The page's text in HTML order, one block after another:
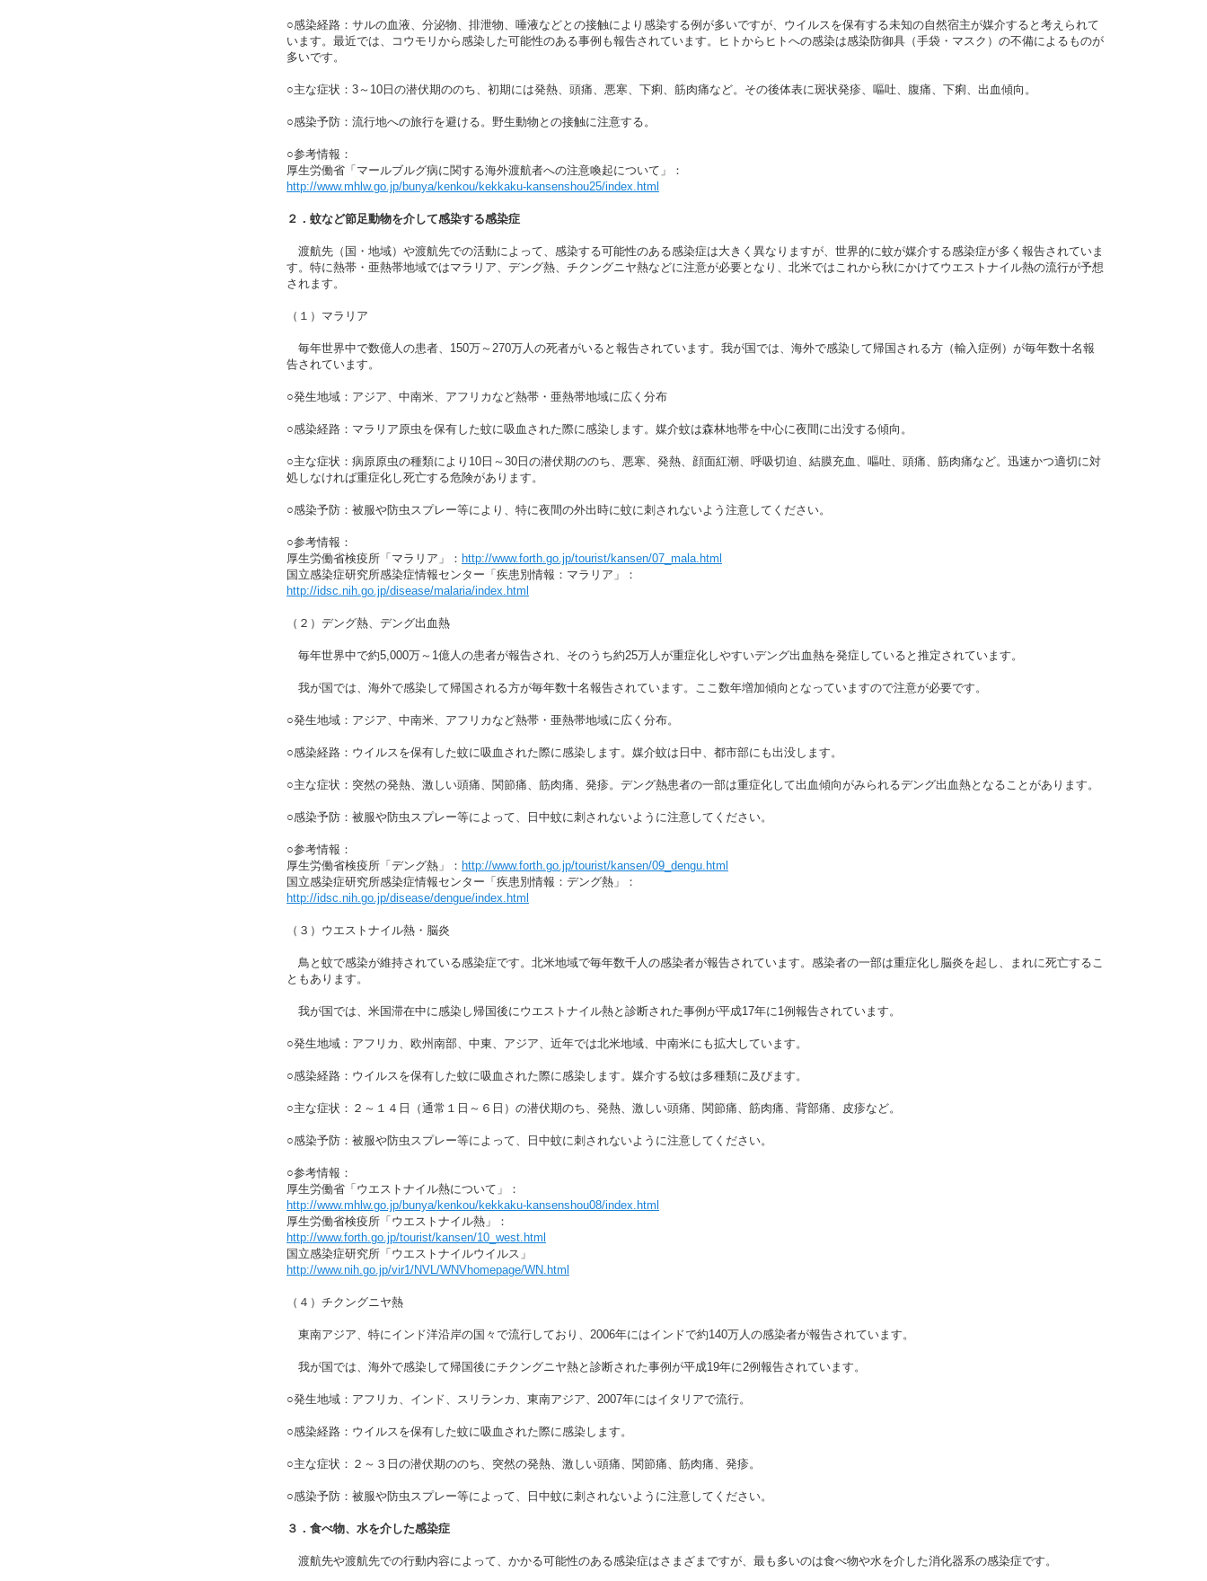
○感染経路：サルの血液、分泌物、排泄物、唾液などとの接触により感染する例が多いですが、ウイルスを保有する未知の自然宿主が媒介すると考えられて
います。最近では、コウモリから感染した可能性のある事例も報告されています。ヒトからヒトへの感染は感染防御具（手袋・マスク）の不備によるものが
多いです。
○主な症状：3～10日の潜伏期ののち、初期には発熱、頭痛、悪寒、下痢、筋肉痛など。その後体表に斑状発疹、嘔吐、腹痛、下痢、出血傾向。
○感染予防：流行地への旅行を避ける。野生動物との接触に注意する。
○参考情報：
厚生労働省「マールブルグ病に関する海外渡航者への注意喚起について」：
http://www.mhlw.go.jp/bunya/kenkou/kekkaku-kansenshou25/index.html
２．蚊など節足動物を介して感染する感染症
渡航先（国・地域）や渡航先での活動によって、感染する可能性のある感染症は大きく異なりますが、世界的に蚊が媒介する感染症が多く報告されていま
す。特に熱帯・亜熱帯地域ではマラリア、デング熱、チクングニヤ熱などに注意が必要となり、北米ではこれから秋にかけてウエストナイル熱の流行が予想
されます。
（１）マラリア
毎年世界中で数億人の患者、150万～270万人の死者がいると報告されています。我が国では、海外で感染して帰国される方（輸入症例）が毎年数十名報
告されています。
○発生地域：アジア、中南米、アフリカなど熱帯・亜熱帯地域に広く分布
○感染経路：マラリア原虫を保有した蚊に吸血された際に感染します。媒介蚊は森林地帯を中心に夜間に出没する傾向。
○主な症状：病原原虫の種類により10日～30日の潜伏期ののち、悪寒、発熱、顔面紅潮、呼吸切迫、結膜充血、嘔吐、頭痛、筋肉痛など。迅速かつ適切に対
処しなければ重症化し死亡する危険があります。
○感染予防：被服や防虫スプレー等により、特に夜間の外出時に蚊に刺されないよう注意してください。
○参考情報：
厚生労働省検疫所「マラリア」： http://www.forth.go.jp/tourist/kansen/07_mala.html
国立感染症研究所感染症情報センター「疾患別情報：マラリア」：
http://idsc.nih.go.jp/disease/malaria/index.html
（２）デング熱、デング出血熱
毎年世界中で約5,000万～1億人の患者が報告され、そのうち約25万人が重症化しやすいデング出血熱を発症していると推定されています。
我が国では、海外で感染して帰国される方が毎年数十名報告されています。ここ数年増加傾向となっていますので注意が必要です。
○発生地域：アジア、中南米、アフリカなど熱帯・亜熱帯地域に広く分布。
○感染経路：ウイルスを保有した蚊に吸血された際に感染します。媒介蚊は日中、都市部にも出没します。
○主な症状：突然の発熱、激しい頭痛、関節痛、筋肉痛、発疹。デング熱患者の一部は重症化して出血傾向がみられるデング出血熱となることがあります。
○感染予防：被服や防虫スプレー等によって、日中蚊に刺されないように注意してください。
○参考情報：
厚生労働省検疫所「デング熱」： http://www.forth.go.jp/tourist/kansen/09_dengu.html
国立感染症研究所感染症情報センター「疾患別情報：デング熱」：
http://idsc.nih.go.jp/disease/dengue/index.html
（３）ウエストナイル熱・脳炎
鳥と蚊で感染が維持されている感染症です。北米地域で毎年数千人の感染者が報告されています。感染者の一部は重症化し脳炎を起し、まれに死亡するこ
ともあります。
我が国では、米国滞在中に感染し帰国後にウエストナイル熱と診断された事例が平成17年に1例報告されています。
○発生地域：アフリカ、欧州南部、中東、アジア、近年では北米地域、中南米にも拡大しています。
○感染経路：ウイルスを保有した蚊に吸血された際に感染します。媒介する蚊は多種類に及びます。
○主な症状：２～１４日（通常１日～６日）の潜伏期のち、発熱、激しい頭痛、関節痛、筋肉痛、背部痛、皮疹など。
○感染予防：被服や防虫スプレー等によって、日中蚊に刺されないように注意してください。
○参考情報：
厚生労働省「ウエストナイル熱について」：
http://www.mhlw.go.jp/bunya/kenkou/kekkaku-kansenshou08/index.html
厚生労働省検疫所「ウエストナイル熱」：
http://www.forth.go.jp/tourist/kansen/10_west.html
国立感染症研究所「ウエストナイルウイルス」
http://www.nih.go.jp/vir1/NVL/WNVhomepage/WN.html
（４）チクングニヤ熱
東南アジア、特にインド洋沿岸の国々で流行しており、2006年にはインドで約140万人の感染者が報告されています。
我が国では、海外で感染して帰国後にチクングニヤ熱と診断された事例が平成19年に2例報告されています。
○発生地域：アフリカ、インド、スリランカ、東南アジア、2007年にはイタリアで流行。
○感染経路：ウイルスを保有した蚊に吸血された際に感染します。
○主な症状：２～３日の潜伏期ののち、突然の発熱、激しい頭痛、関節痛、筋肉痛、発疹。
○感染予防：被服や防虫スプレー等によって、日中蚊に刺されないように注意してください。
３．食べ物、水を介した感染症
渡航先や渡航先での行動内容によって、かかる可能性のある感染症はさまざまですが、最も多いのは食べ物や水を介した消化器系の感染症です。